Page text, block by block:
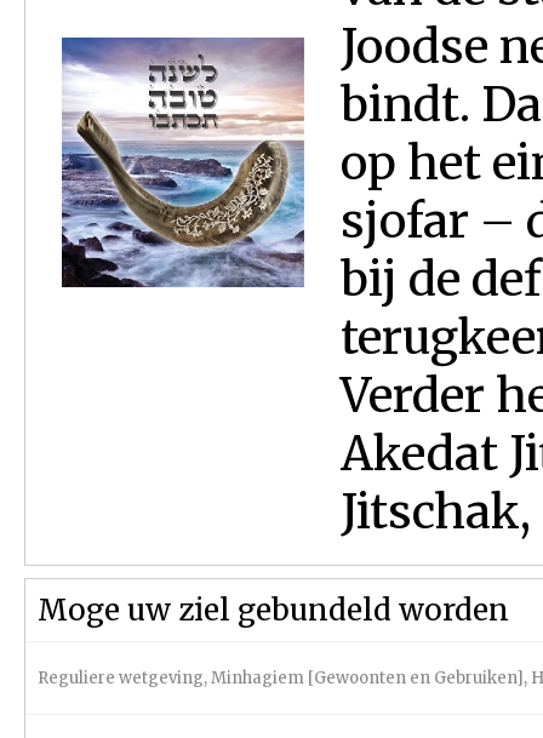
Joodse
bindt.
op het
sjofar –
bij de
Verder
Akedat
Moge uw ziel gebundeld worden
Reguliere wetgeving,Minhagiem [Gewoonten en Gebruiken],